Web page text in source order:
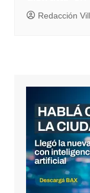
Redacción